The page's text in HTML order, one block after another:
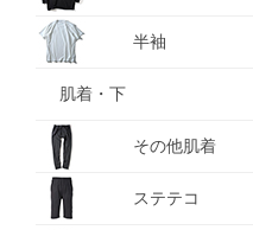
半袖
肌着・下
その他肌着
ステテコ